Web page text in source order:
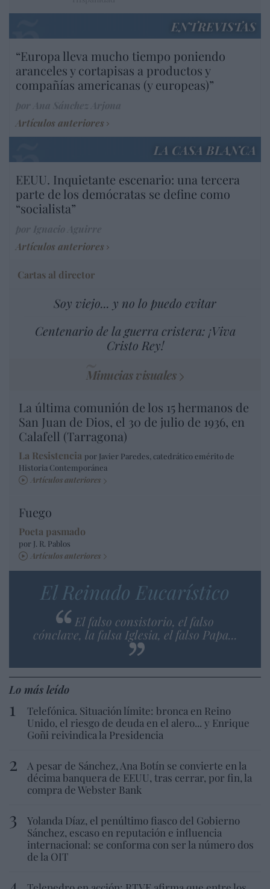
ENTREVISTAS
“Europa lleva mucho tiempo poniendo
aranceles y cortapisas a productos y
compañías americanas (y europeas)”
Artículos anteriores
LA CASA BLANCA
EEUU. Inquietante escenario: una tercera
parte de los demócratas se define como
“socialista”
Artículos anteriores
Cartas al director
Soy viejo... y no lo puedo evitar
Centenario de la guerra cristera: ¡Viva
Cristo Rey!
Minucias visuales
La última comunión de los 15 hermanos de
San Juan de Dios, el 30 de julio de 1936, en
Calafell (Tarragona)
La Resistencia por Javier Paredes, catedrático emérito de
Historia Contemporánea
Artículos anteriores
Fuego
Poeta pasmado
por J. R. Pablos
Artículos anteriores
El Reinado Eucarístico
El falso consistorio, el falso
cónclave, la falsa Iglesia, el falso Papa...
Lo más leído
Telefónica. Situación límite: bronca en Reino
Unido, el riesgo de deuda en el alero... y Enrique
Goñi reivindica la Presidencia
A pesar de Sánchez, Ana Botín se convierte en la
décima banquera de EEUU, tras cerrar, por fin, la
compra de Webster Bank
Yolanda Díaz, el penúltimo fiasco del Gobierno
Sánchez, escaso en reputación e influencia
internacional: se conforma con ser la número dos
de la OIT